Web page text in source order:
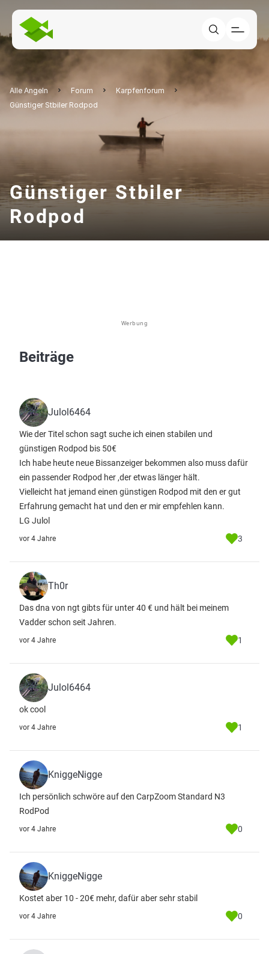
Alle Angeln Forum
Karpfenforum
Günstiger Stbiler Rodpod
Günstiger Stbiler
Rodpod
Werbung
Beiträge
Julol6464
Wie der Titel schon sagt suche ich einen stabilen und
günstigen Rodpod bis 50€
Ich habe heute neue Bissanzeiger bekommen also muss dafür
ein passender Rodpod her ,der etwas länger hält.
Vielleicht hat jemand einen günstigen Rodpod mit den er gut
Erfahrung gemacht hat und den er mir empfehlen kann.
LG Julol
vor 4 Jahre 3
Th0r
Das dna von ngt gibts für unter 40 € und hält bei meinem
Vadder schon seit Jahren.
vor 4 Jahre 1
Julol6464
ok cool
vor 4 Jahre 1
KniggeNigge
Ich persönlich schwöre auf den CarpZoom Standard N3
RodPod
vor 4 Jahre 0
KniggeNigge
Kostet aber 10 - 20€ mehr, dafür aber sehr stabil
vor 4 Jahre 0